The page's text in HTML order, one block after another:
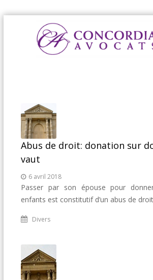
Avocats
fiscaliste
Paris
Abus de droit: donation sur
vaut
6 avril 2018
Passer par son épouse pour
enfants est constitutif d’un abus de
Divers